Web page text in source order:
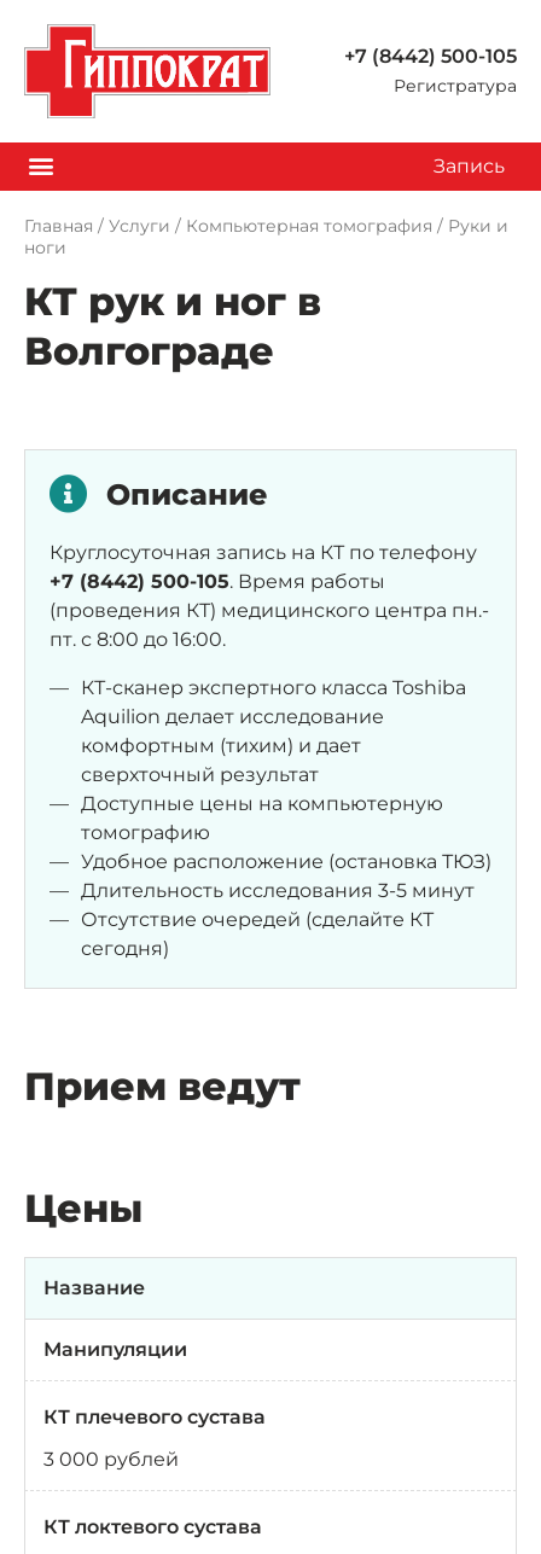
+7 (8442) 500-105
Регистратура
Запись
Главная / Услуги / Компьютерная томография / Руки и
ноги
КТ рук и ног в
Волгограде
Описание
Круглосуточная запись на КТ по телефону
+7 (8442) 500-105. Время работы
(проведения КТ) медицинского центра пн.-
пт. с 8:00 до 16:00.
КТ-сканер экспертного класса Toshiba
Aquilion делает исследование
комфортным (тихим) и дает
сверхточный результат
Доступные цены на компьютерную
томографию
Удобное расположение (остановка ТЮЗ)
Длительность исследования 3-5 минут
Отсутствие очередей (сделайте КТ
сегодня)
Прием ведут
Цены
Название
Манипуляции
КТ плечевого сустава
3 000 рублей
КТ локтевого сустава